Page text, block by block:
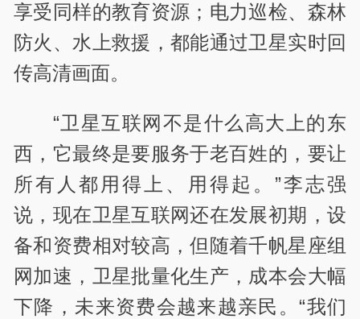
享受同样的教育资源；电力巡检、森林
防火、水上救援，都能通过卫星实时回
传高清画面。
“卫星互联网不是什么高大上的东
西，它最终是要服务于老百姓的，要让
所有人都用得上、用得起。”李志强
说，现在卫星互联网还在发展初期，设
备和资费相对较高，但随着千帆星座组
网加速，卫星批量化生产，成本会大幅
下降，未来资费会越来越亲民。“我们